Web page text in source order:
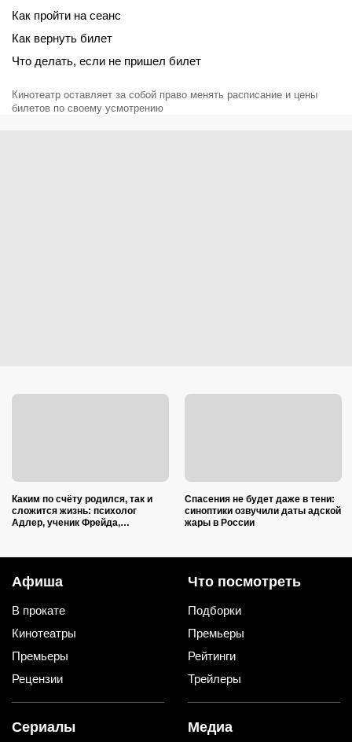
Как пройти на сеанс
Как вернуть билет
Что делать, если не пришел билет
Кинотеатр оставляет за собой право менять расписание и цены
билетов по своему усмотрению
Каким по счёту родился, так и
сложится жизнь: психолог
Адлер, ученик Фрейда,
Спасения не будет даже в тени:
синоптики озвучили даты адской
жары в России
Афиша
В прокате
Кинотеатры
Премьеры
Рецензии
Что посмотреть
Подборки
Премьеры
Рейтинги
Трейлеры
Сериалы Медиа